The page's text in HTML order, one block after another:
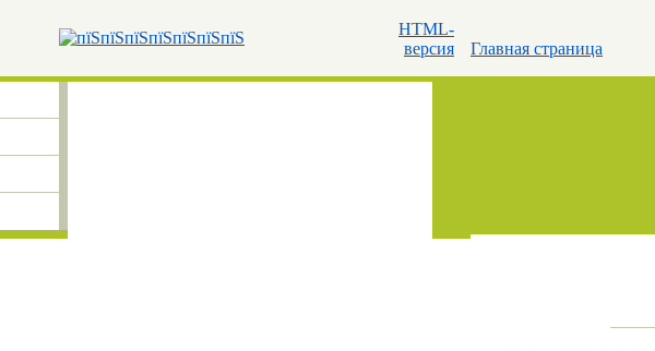
HTML-
версия
Главная страница